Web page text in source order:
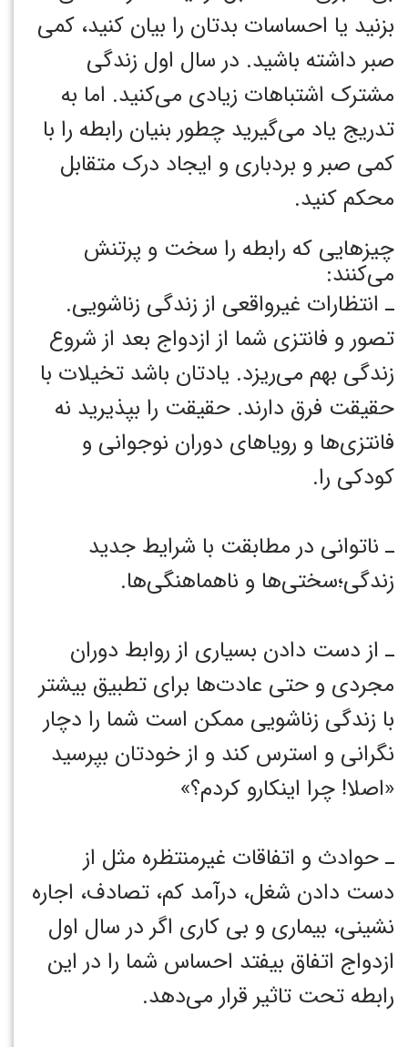
بزنید یا احساسات بدتان را بیان کنید، کمی
صبر داشته باشید. در سال اول زندگی
مشترک اشتباهات زیادی می‌کنید. اما به
تدریج یاد می‌گیرید چطور بنیان رابطه را با
کمی صبر و بردباری و ایجاد درک متقابل
محکم کنید. ‏
چیزهایی که رابطه را سخت و پرتنش
می‌کنند:
ـ انتظارات غیرواقعی از زندگی زناشویی.
تصور و فانتزی شما از ازدواج بعد از شروع
زندگی بهم می‌ریزد. یادتان باشد تخیلات با
حقیقت فرق دارند. حقیقت را بپذیرید نه
فانتزی‌ها و رویاهای دوران نوجوانی و
کودکی را. ‏
ـ ناتوانی در مطابقت با شرایط جدید
زندگی؛سختی‌ها و ناهماهنگی‌ها. ‏
ـ از دست دادن بسیاری از روابط دوران
مجردی و حتی عادت‌ها برای تطبیق بیشتر
با زندگی زناشویی ممکن است شما را دچار
نگرانی و استرس کند و از خودتان بپرسید
«اصلا! چرا اینکارو کردم؟»
‎ـ حوادث و اتفاقات غیرمنتظره مثل از
دست دادن شغل، درآمد کم، تصادف، اجاره
نشینی، بیماری و بی کاری اگر در سال اول
ازدواج اتفاق بیفتد احساس شما را در این
رابطه تحت تاثیر قرار می‌دهد. ‏